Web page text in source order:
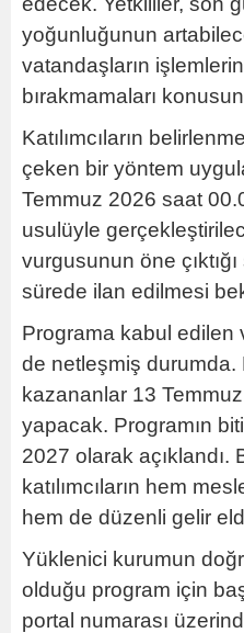
yoğunluğunun
vatandaşların
bırakmamaları
Katılımcıların
çeken bir yöntem
Temmuz 2026 saat
usulüyle
vurgusunun öne
sürede ilan edilmesi
Programa kabul edilen
de netleşmiş durumda.
kazananlar 13
yapacak. Programın
2027 olarak açıklandı.
katılımcıların hem
hem de düzenli gelir
Yüklenici kurumun
olduğu program için
portal numarası